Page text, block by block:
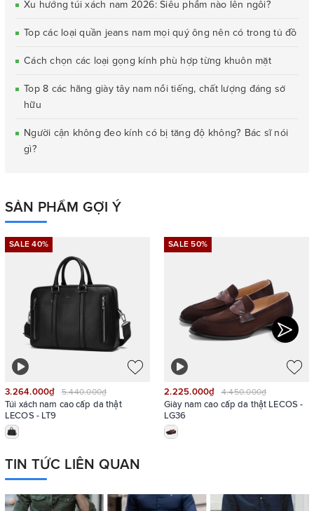
Xu hướng túi xách nam 2026: Siêu phẩm nào lên ngôi?
Top các loại quần jeans nam mọi quý ông nên có trong tủ đồ
Cách chọn các loại gọng kính phù hợp từng khuôn mặt
Top 8 các hãng giày tây nam nổi tiếng, chất lượng đáng sở
hữu
Người cận không đeo kính có bị tăng độ không? Bác sĩ nói
gì?
SẢN PHẨM GỢI Ý
SALE 40%
3.264.000₫ 5.440.000₫
Túi xách nam cao cấp da thật
LECOS - LT9
SALE 50%
2.225.000₫ 4.450.000₫
Giày nam cao cấp da thật LECOS -
LG36
TIN TỨC LIÊN QUAN